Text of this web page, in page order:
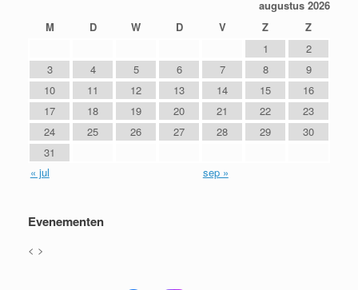
augustus 2026
M
D W D V Z
Z
1
2
3
4 5 6 7 8
9
10
11 12 13 14 15
16
17
18 19 20 21 22
23
24
25 26 27 28 29
30
31
« jul
sep »
Evenementen
< >